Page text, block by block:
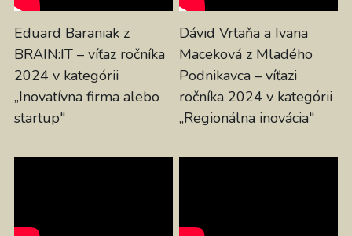
Eduard Baraniak z
BRAIN:IT – víťaz ročníka
2024 v kategórii
„Inovatívna firma alebo
startup"
Dávid Vrtaňa a Ivana
Maceková z Mladého
Podnikavca – víťazi
ročníka 2024 v kategórii
„Regionálna inovácia"